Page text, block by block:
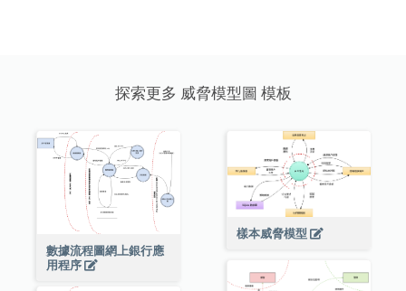
探索更多 威脅模型圖 模板
數據流程圖網上銀行應
用程序
樣本威脅模型